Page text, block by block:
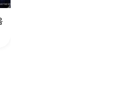
승전결로 나눠서 기. 하고 설명하고
고 계정 빌려줬는데 제한이라고 접속이 안
으로 가는 열차를 예매하려고 하는데 언
청년40만명이라는데 4년대학졸업생이 많